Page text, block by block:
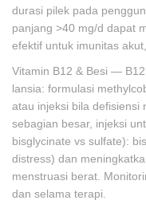
durasi pilek pada
panjang >40 mg/d dapat
efektif untuk imunitas
Vitamin B12 & Besi —
lansia: formulasi
atau injeksi bila defisiensi
sebagian besar, injeksi
bisglycinate vs sulfate):
distress) dan
menstruasi berat.
dan selama terapi.